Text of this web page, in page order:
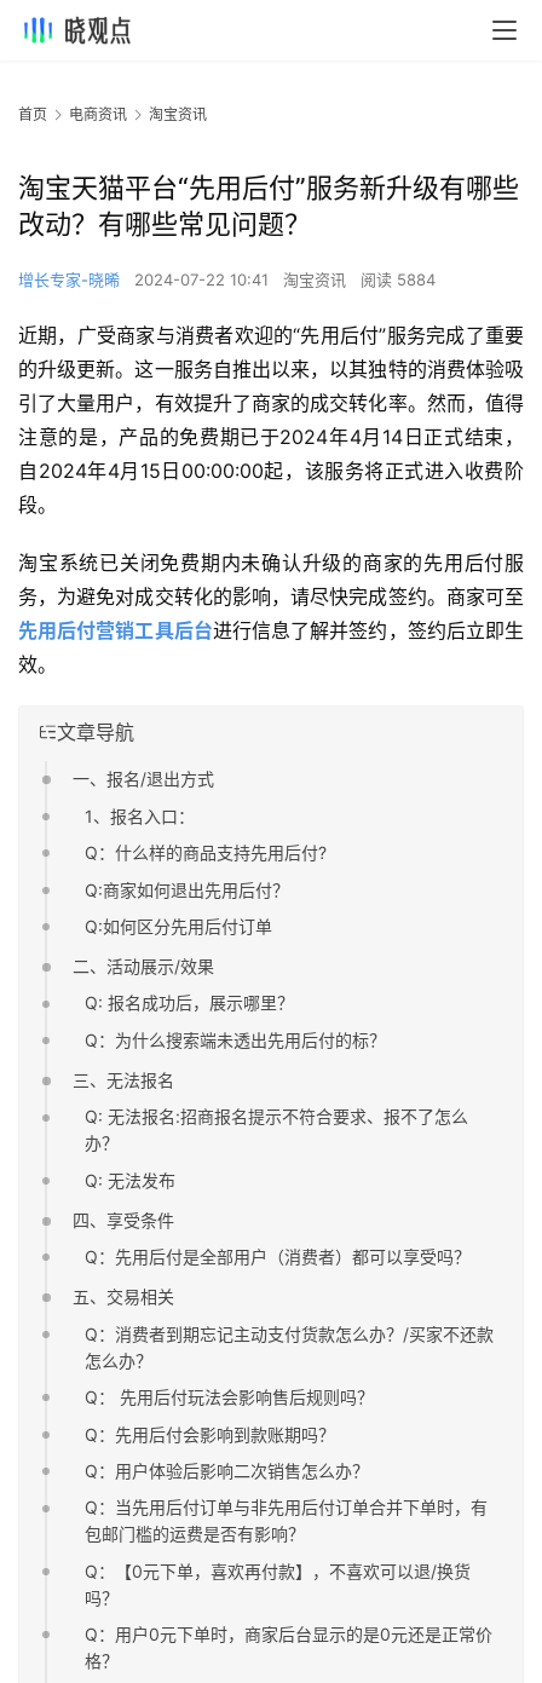
首页 电商资讯 淘宝资讯
淘宝天猫平台“先用后付”服务新升级有哪些
改动？有哪些常见问题？
增长专家-晓晞 2024-07-22 10:41 淘宝资讯 阅读 5884
近期，广受商家与消费者欢迎的“先用后付”服务完成了重要
的升级更新。这一服务自推出以来，以其独特的消费体验吸
引了大量用户，有效提升了商家的成交转化率。然而，值得
注意的是，产品的免费期已于2024年4月14日正式结束，
自2024年4月15日00:00:00起，该服务将正式进入收费阶
段。
淘宝系统已关闭免费期内未确认升级的商家的先用后付服
务，为避免对成交转化的影响，请尽快完成签约。商家可至
先用后付营销工具后台进行信息了解并签约，签约后立即生
效。
文章导航
一、报名/退出方式
1、报名入口：
Q：什么样的商品支持先用后付?
Q:商家如何退出先用后付？
Q:如何区分先用后付订单
二、活动展示/效果
Q: 报名成功后，展示哪里？
Q：为什么搜索端未透出先用后付的标？
三、无法报名
Q: 无法报名:招商报名提示不符合要求、报不了怎么
办？
Q: 无法发布
四、享受条件
Q：先用后付是全部用户（消费者）都可以享受吗？
五、交易相关
Q：消费者到期忘记主动支付货款怎么办？/买家不还款
怎么办？
Q： 先用后付玩法会影响售后规则吗？
Q：先用后付会影响到款账期吗？
Q：用户体验后影响二次销售怎么办？
Q：当先用后付订单与非先用后付订单合并下单时，有
包邮门槛的运费是否有影响？
Q：【0元下单，喜欢再付款】，不喜欢可以退/换货
吗？
Q：用户0元下单时，商家后台显示的是0元还是正常价
格？